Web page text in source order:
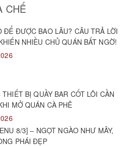
CHẾ
ĐỂ ĐƯỢC BAO LÂU? CÂU TRẢ LỜI
NHIỀU CHỦ QUÁN BẤT NGỜ!
THIẾT BỊ QUẦY BAR CỐT LÕI CẦN
MỞ QUÁN CÀ PHÊ
8/3] – NGỌT NGÀO NHƯ MÂY,
PHÁI ĐẸP